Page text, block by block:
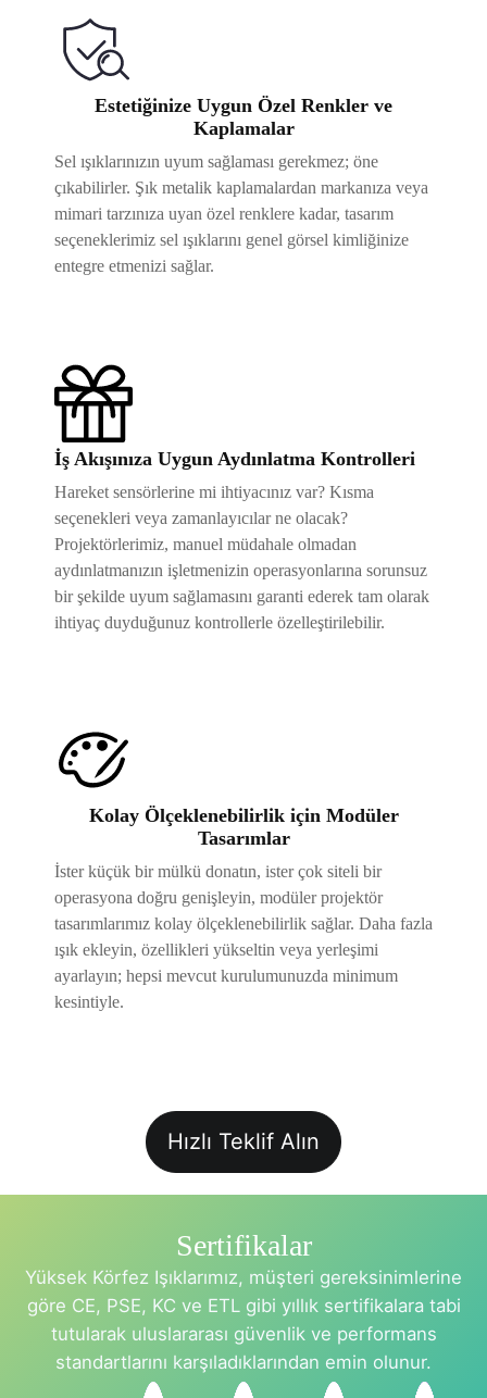
Estetiğinize Uygun Özel Renkler ve
Kaplamalar
Sel ışıklarınızın uyum sağlaması gerekmez; öne
çıkabilirler. Şık metalik kaplamalardan markanıza veya
mimari tarzınıza uyan özel renklere kadar, tasarım
seçeneklerimiz sel ışıklarını genel görsel kimliğinize
entegre etmenizi sağlar.
İş Akışınıza Uygun Aydınlatma Kontrolleri
Hareket sensörlerine mi ihtiyacınız var? Kısma
seçenekleri veya zamanlayıcılar ne olacak?
Projektörlerimiz, manuel müdahale olmadan
aydınlatmanızın işletmenizin operasyonlarına sorunsuz
bir şekilde uyum sağlamasını garanti ederek tam olarak
ihtiyaç duyduğunuz kontrollerle özelleştirilebilir.
Kolay Ölçeklenebilirlik için Modüler
Tasarımlar
İster küçük bir mülkü donatın, ister çok siteli bir
operasyona doğru genişleyin, modüler projektör
tasarımlarımız kolay ölçeklenebilirlik sağlar. Daha fazla
ışık ekleyin, özellikleri yükseltin veya yerleşimi
ayarlayın; hepsi mevcut kurulumunuzda minimum
kesintiyle.
Hızlı Teklif Alın
Sertifikalar
Yüksek Körfez Işıklarımız, müşteri gereksinimlerine
göre CE, PSE, KC ve ETL gibi yıllık sertifikalara tabi
tutularak uluslararası güvenlik ve performans
standartlarını karşıladıklarından emin olunur.